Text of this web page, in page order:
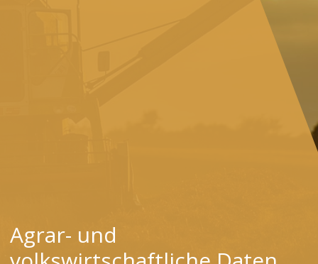
Agrar- und